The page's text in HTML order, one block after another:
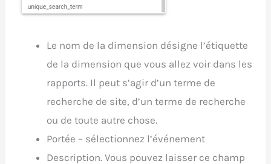
Le nom de la dimension désigne l’étiquette
de la dimension que vous allez voir dans les
rapports. Il peut s’agir d’un terme de
recherche de site, d’un terme de recherche
ou de toute autre chose.
Portée – sélectionnez l’événement
Description. Vous pouvez laisser ce champ